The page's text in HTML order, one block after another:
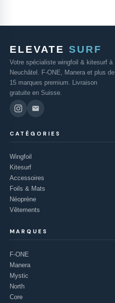
ELEVATE SURF
Votre spécialiste wingfoil & kitesurf à
Neuchâtel. F-ONE, Manera et plus de
15 marques premium. Livraison
gratuite en Suisse.
CATÉGORIES
Wingfoil
Kitesurf
Accessoires
Foils & Mats
Néoprène
Vêtements
MARQUES
F-ONE
Manera
Mystic
North
Core